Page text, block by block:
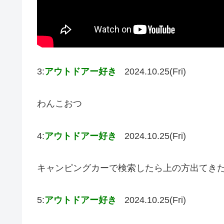
3:アウトドアー好き 2024.10.25(Fri)
わんこおつ
4:アウトドアー好き 2024.10.25(Fri)
キャンピングカーで検索したら上の方出てき
5:アウトドアー好き 2024.10.25(Fri)